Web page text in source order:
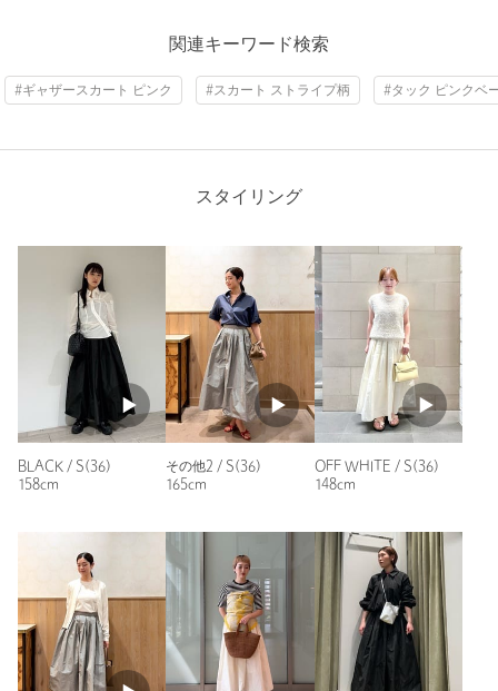
ニックネーム： ぴーち
購入サイズ：M(38)
｜
購入カラー：その他2
軽い履き心地が夏まで着られそうな素材感です。
女性
40代前半
163cm
普段の着用サイズ：M
12人が参考になったと回答
参考になった
ニックネーム： coco
投稿日： 2026年3月13日
購入サイズ：M(38)
｜
購入カラー：その他2
購入商品のサイズ感：少し小さい
関連キーワード検索
#ギャザースカート ピンク #スカート ストライプ柄 #タック ピンクベ
スタイリング
BLACK / S(36)
158cm
その他2 / S(36)
165cm
OFF WHITE / S(36)
148cm